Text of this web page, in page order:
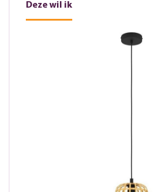
Deze wil ik